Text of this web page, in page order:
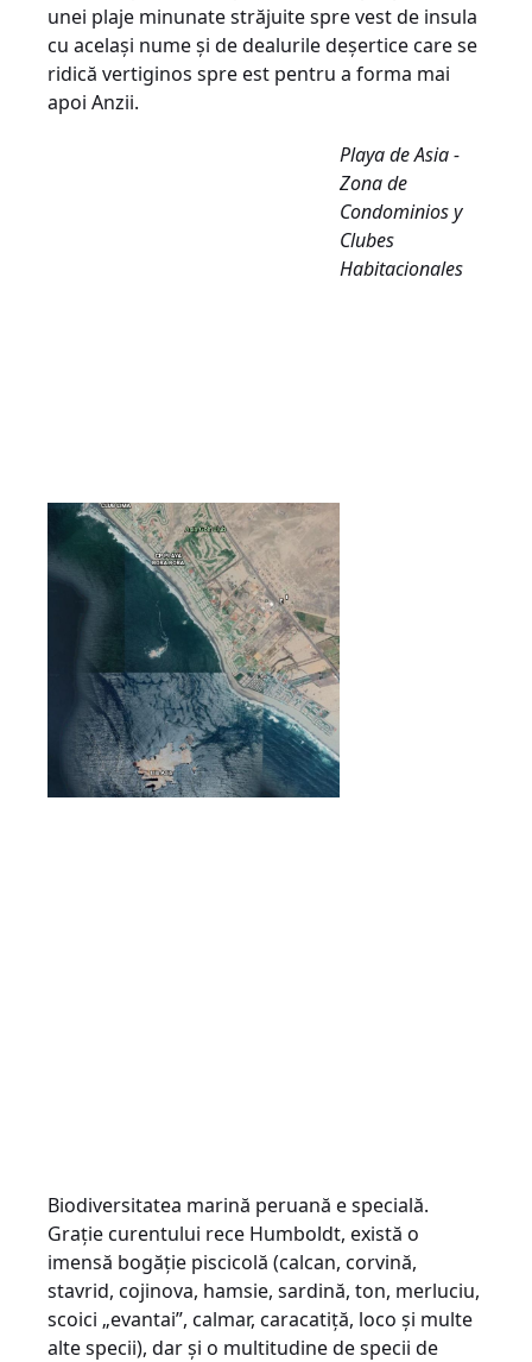
unei plaje minunate străjuite spre vest de insula
cu același nume și de dealurile deșertice care se
ridică vertiginos spre est pentru a forma mai
apoi Anzii.
Playa de Asia ­
Zona de
Condominios y
Clubes
Habitacionales
Biodiversitatea marină peruană e specială.
Graţie curentului rece Humboldt, există o
imensă bogăție piscicolă (calcan, corvină,
stavrid, cojinova, hamsie, sardină, ton, merluciu,
scoici „evantai”, calmar, caracatiță, loco și multe
alte specii), dar și o multitudine de specii de